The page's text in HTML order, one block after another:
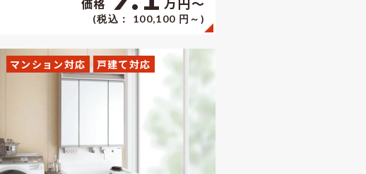
価格
(税込： 100,100 円～)
マンション対応 戸建て対応